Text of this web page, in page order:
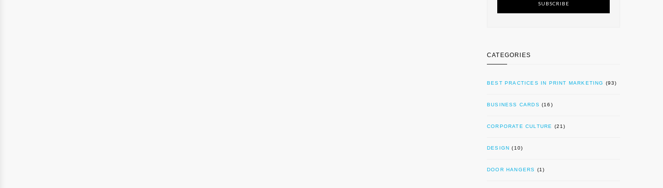
SUBSCRIBE
CATEGORIES
BEST PRACTICES IN PRINT MARKETING (93)
BUSINESS CARDS (16)
CORPORATE CULTURE (21)
DESIGN (10)
DOOR HANGERS (1)